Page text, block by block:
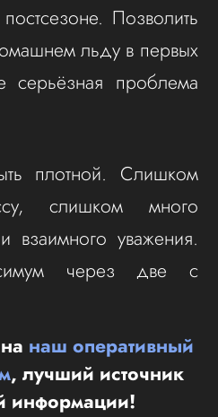
Позволить
льду в первых
проблема
плотной. Слишком
слишком много
взаимного уважения.
через две с
наш оперативный
, лучший источник
информации!